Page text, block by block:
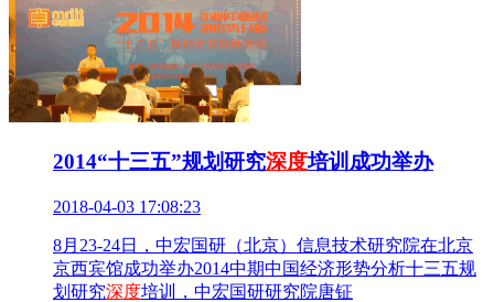
2014“十三五”规划研究深度培训成功举办
2018-04-03 17:08:23
8月23-24日，中宏国研（北京）信息技术研究院在北京
京西宾馆成功举办2014中期中国经济形势分析十三五规
划研究深度培训，中宏国研研究院唐钲